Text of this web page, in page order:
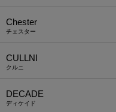
Chester
チェスター
CULLNI
クルニ
DECADE
ディケイド